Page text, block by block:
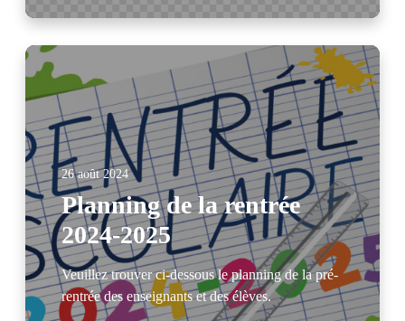
26 août 2024
Planning de la rentrée
2024-2025
Veuillez trouver ci-dessous le planning de la pré-
rentrée des enseignants et des élèves.